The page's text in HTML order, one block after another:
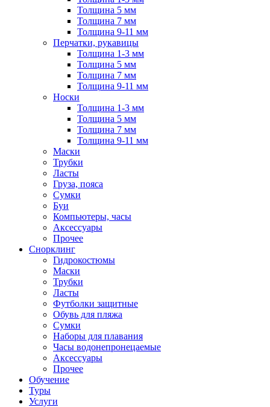
Толщина 5 мм
Толщина 7 мм
Толщина 9-11 мм
Перчатки, рукавицы
Толщина 1-3 мм
Толщина 5 мм
Толщина 7 мм
Толщина 9-11 мм
Носки
Толщина 1-3 мм
Толщина 5 мм
Толщина 7 мм
Толщина 9-11 мм
Маски
Трубки
Ласты
Груза, пояса
Сумки
Буи
Компьютеры, часы
Аксессуары
Прочее
Снорклинг
Гидрокостюмы
Маски
Трубки
Ласты
Футболки защитные
Обувь для пляжа
Сумки
Наборы для плавания
Часы водонепронецаемые
Аксессуары
Прочее
Обучение
Туры
Услуги